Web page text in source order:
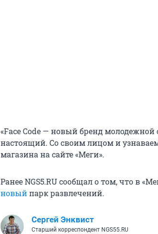
«Face Code — новый бренд
настоящий. Со своим лицом и
магазина на сайте «Меги».
Ранее NGS5.RU сообщал о том, что в
новыйпарк развлечений.
Сергей Энквист
Старший корреспондент NGS55.RU